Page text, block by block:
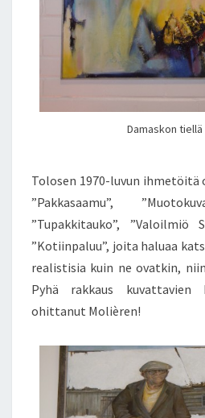
Damaskon tiellä
Tolosen 1970-luvun ihmetöitä
”Pakkasaamu”,
”Tupakkitauko”, ”Valoilmiö
”Kotiinpaluu”, joita haluaa
realistisia kuin ne ovatkin,
Pyhä rakkaus
ohittanut Molièren!